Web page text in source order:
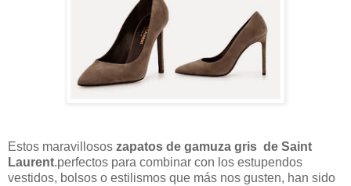
Estos maravillosos zapatos de gamuza gris de Saint
Laurent.perfectos para combinar con los estupendos
vestidos, bolsos o estilismos que más nos gusten, han sido